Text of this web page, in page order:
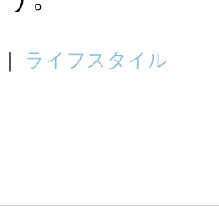
ライフスタイル